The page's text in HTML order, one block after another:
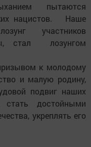
пытаются
нацистов. Наше
участников
стал лозунгом
к молодому
и малую родину,
подвиг наших
стать достойными
укреплять его